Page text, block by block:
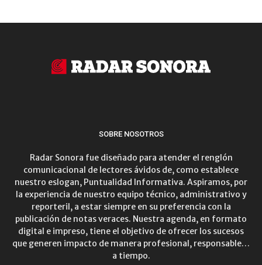
SOBRE NOSOTROS
Radar Sonora fue diseñado para atender el renglón
comunicacional de lectores ávidos de, como establece
nuestro eslogan, Puntualidad Informativa. Aspiramos, por
la experiencia de nuestro equipo técnico, administrativo y
reporteril, a estar siempre en su preferencia con la
publicación de notas veraces. Nuestra agenda, en formato
digital e impreso, tiene el objetivo de ofrecer los sucesos
que generen impacto de manera profesional, responsable…
a tiempo.